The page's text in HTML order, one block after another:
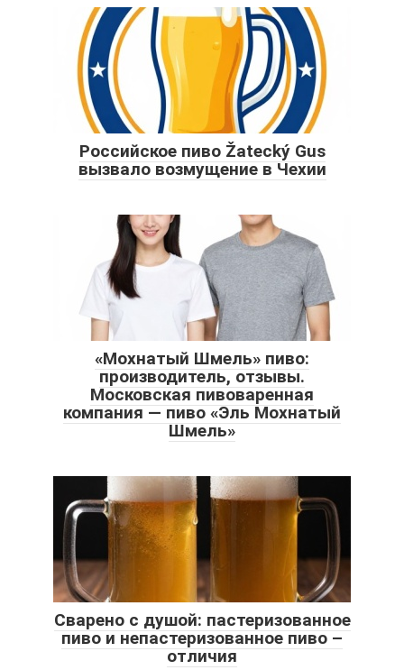
Российское пиво Žatecký Gus
вызвало возмущение в Чехии
«Мохнатый Шмель» пиво:
производитель, отзывы.
Московская пивоваренная
компания — пиво «Эль Мохнатый
Шмель»
Сварено с душой: пастеризованное
пиво и непастеризованное пиво –
отличия